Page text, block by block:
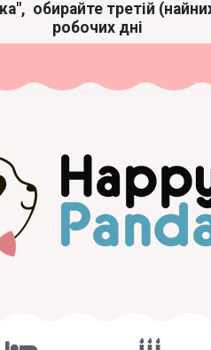
обирайте третій
робочих дні